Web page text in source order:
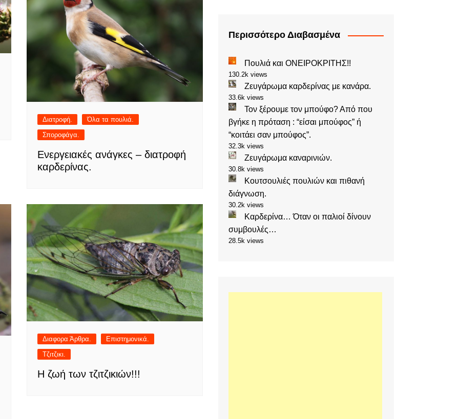
Διατροφή.
Όλα τα πουλιά.
Σποροφάγα.
Ενεργειακές ανάγκες – διατροφή
καρδερίνας.
Διαφορα Άρθρα.
Επιστημονικά.
Τζιτζικι.
Η ζωή των τζιτζικιών!!!
Περισσότερο Διαβασμένα
Πουλιά και ΟΝΕΙΡΟΚΡΙΤΗΣ!!
130.2k views
Ζευγάρωμα καρδερίνας με κανάρα.
33.6k views
Τον ξέρουμε τον μπούφο? Από που
βγήκε η πρόταση : “είσαι μπούφος” ή
“κοιτάει σαν μπούφος”.
32.3k views
Ζευγάρωμα καναρινιών.
30.8k views
Κουτσουλιές πουλιών και πιθανή
διάγνωση.
30.2k views
Καρδερίνα… Όταν οι παλιοί δίνουν
συμβουλές…
28.5k views